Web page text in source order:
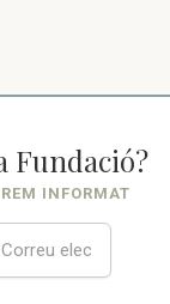
Fundació?
INFORMAT